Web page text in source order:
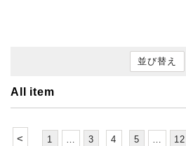
並び替え
All item
< 1 … 3 4 5 … 12